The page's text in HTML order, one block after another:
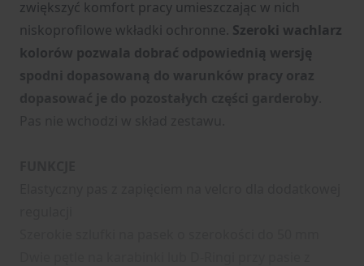
zwiększyć komfort pracy umieszczając w nich
niskoprofilowe wkładki ochronne. Szeroki wachlarz
kolorów pozwala dobrać odpowiednią wersję
spodni dopasowaną do warunków pracy oraz